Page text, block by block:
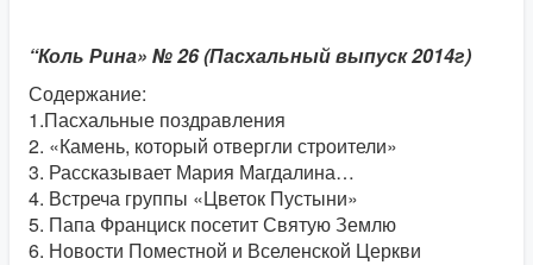
“Коль Рина» № 26 (Пасхальный выпуск 2014г)
Содержание:
1.Пасхальные поздравления
2. «Камень, который отвергли строители»
3. Рассказывает Мария Магдалина…
4. Встреча группы «Цветок Пустыни»
5. Папа Франциск посетит Святую Землю
6. Новости Поместной и Вселенской Церкви